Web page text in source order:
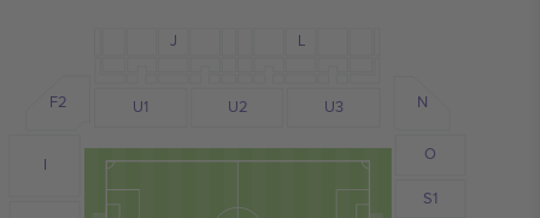
U1 U2 U3
S1
O
I
F2 N
J L